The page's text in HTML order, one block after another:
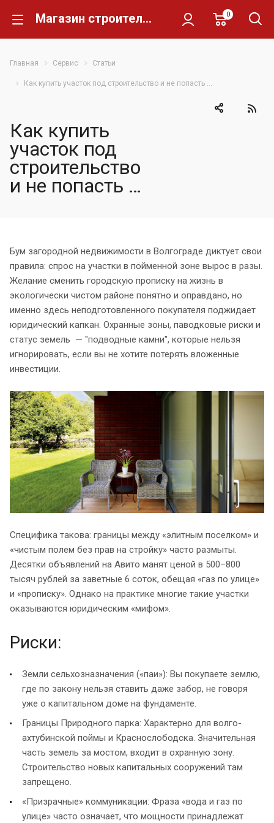
Магазин строительных материалов Склад Кирпича 0
Главная Сервис Статьи
Как купить участок под строительство и не попасть …
Как купить
участок под
строительство
и не попасть …
Бум загородной недвижимости в Волгограде диктует свои
правила: спрос на участки в пойменной зоне вырос в разы.
Желание сменить городскую прописку на жизнь в
экологически чистом районе понятно и оправдано, но
именно здесь неподготовленного покупателя поджидает
юридический капкан. Охранные зоны, паводковые риски и
статус земель — "подводные камни", которые нельзя
игнорировать, если вы не хотите потерять вложенные
инвестиции.
Специфика такова: границы между «элитным поселком» и
«чистым полем без прав на стройку» часто размыты.
Десятки объявлений на Авито манят ценой в 500–800
тысяч рублей за заветные 6 соток, обещая «газ по улице»
и «прописку». Однако на практике многие такие участки
оказываются юридическим «мифом».
Риски:
Земли сельхозназначения («паи»): Вы покупаете землю,
где по закону нельзя ставить даже забор, не говоря
уже о капитальном доме на фундаменте.
Границы Природного парка: Характерно для волго-
ахтубинской поймы и Краснослободска. Значительная
часть земель за мостом, входит в охранную зону.
Строительство новых капитальных сооружений там
запрещено.
«Призрачные» коммуникации: Фраза «вода и газ по
улице» часто означает, что мощности принадлежат